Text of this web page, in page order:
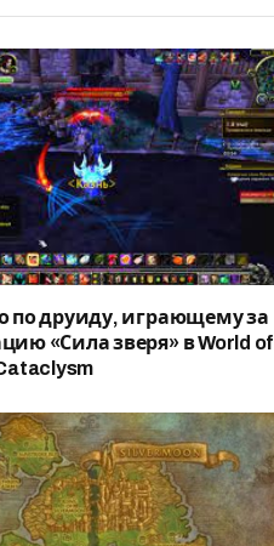
по друиду, играющему за
«Сила зверя» в World of